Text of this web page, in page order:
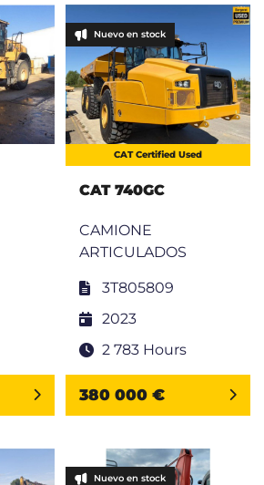
Nuevo en stock
CAT Certified Used
CAT 740GC
CAMIONE
ARTICULADOS
3T805809
2023
2 783 Hours
380 000 €
Nuevo en stock